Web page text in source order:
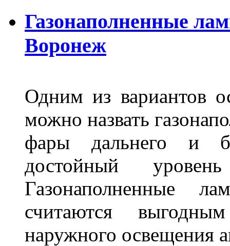
Газонаполненные
Воронеж
Одним из вариантов
можно назвать
фары дальнего и
достойный
Газонаполненные
считаются
наружного освещения